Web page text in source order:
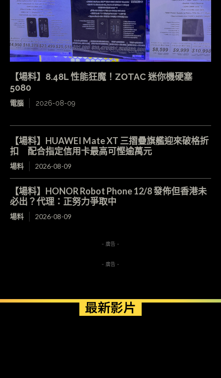
【場料】8.48L 性能狂魔！ZOTAC 迷你機硬塞
5080
電腦 2026-08-09
【場料】HUAWEI Mate XT 三摺疊旗艦迎來破格折
扣 配合指定信用卡最高可慳逾萬元
場料 2026-08-09
【場料】HONOR Robot Phone 12/8 發佈但香港未
必出？代理：正努力爭取中
場料 2026-08-09
- 廣告 -
- 廣告 -
最新影片